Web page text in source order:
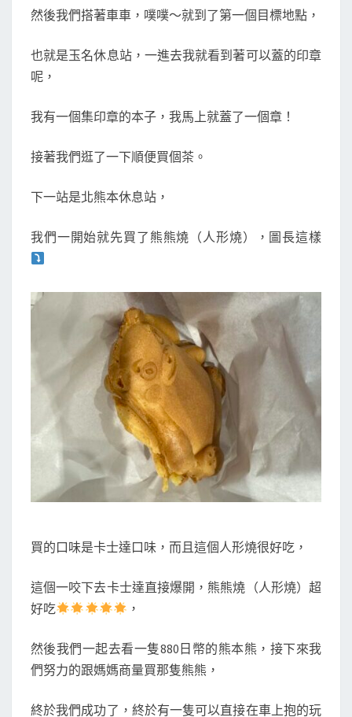
然後我們搭著車車，噗噗～就到了第一個目標地點，
也就是玉名休息站，一進去我就看到著可以蓋的印章
呢，
我有一個集印章的本子，我馬上就蓋了一個章！
接著我們逛了一下順便買個茶。
下一站是北熊本休息站，
我們一開始就先買了熊熊燒（人形燒），圖長這樣
買的口味是卡士達口味，而且這個人形燒很好吃，
這個一咬下去卡士達直接爆開，熊熊燒（人形燒）超
好吃
，
然後我們一起去看一隻880日幣的熊本熊，接下來我
們努力的跟媽媽商量買那隻熊熊，
終於我們成功了，終於有一隻可以直接在車上抱的玩